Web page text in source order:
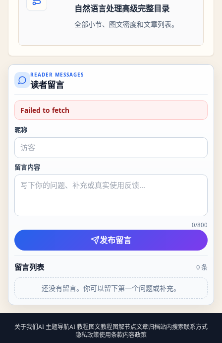
自然语言处理高级完整目录
全部小节、图文密度和文章列表。
READER MESSAGES
读者留言
Failed to fetch
昵称
留言内容
0/800
发布留言
留言列表 0条
还没有留言。你可以留下第一个问题或补充。
关于我们AI 主题导航AI 教程图文教程图解节点文章归档站内搜索联系方式
隐私政策使用条款内容政策